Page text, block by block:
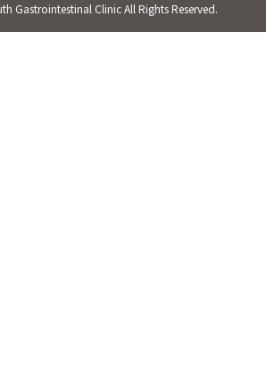
Gastrointestinal Clinic All Rights Reserved.